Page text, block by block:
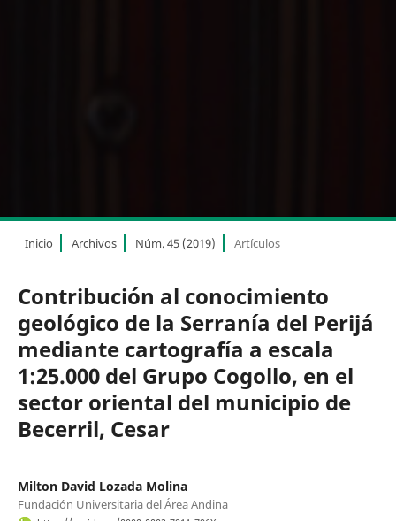
Inicio Archivos Núm. 45 (2019) Artículos
Contribución al conocimiento
geológico de la Serranía del Perijá
mediante cartografía a escala
1:25.000 del Grupo Cogollo, en el
sector oriental del municipio de
Becerril, Cesar
Milton David Lozada Molina
Fundación Universitaria del Área Andina